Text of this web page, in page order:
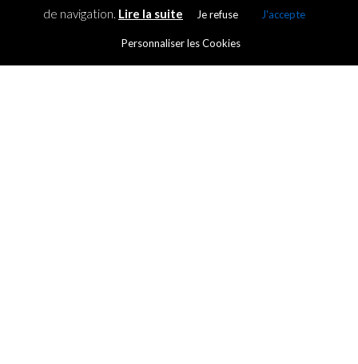
de navigation. Lire la suite Je refuse J'accepte
Personnaliser les Cookies